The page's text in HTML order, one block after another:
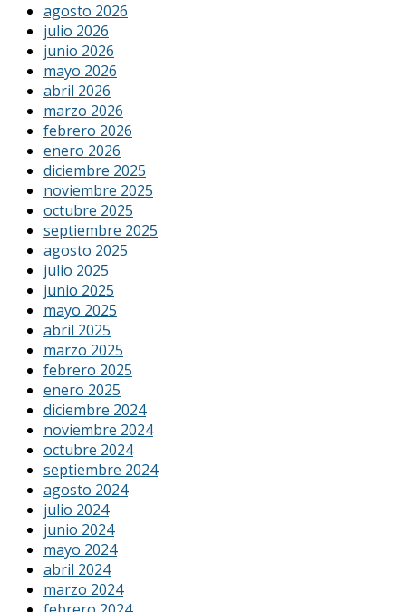
agosto 2026
julio 2026
junio 2026
mayo 2026
abril 2026
marzo 2026
febrero 2026
enero 2026
diciembre 2025
noviembre 2025
octubre 2025
septiembre 2025
agosto 2025
julio 2025
junio 2025
mayo 2025
abril 2025
marzo 2025
febrero 2025
enero 2025
diciembre 2024
noviembre 2024
octubre 2024
septiembre 2024
agosto 2024
julio 2024
junio 2024
mayo 2024
abril 2024
marzo 2024